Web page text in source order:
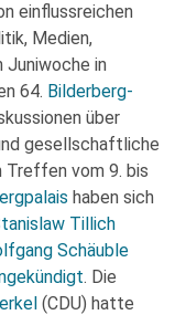
einflussreichen
Medien,
Juniwoche in
64. Bilderberg-
über
gesellschaftliche
Treffen vom 9. bis
haben sich
Tillich
Schäuble
. Die
(CDU) hatte